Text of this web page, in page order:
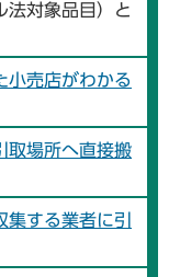
法対象品目）と
小売店がわかる
取場所へ直接搬
する業者に引